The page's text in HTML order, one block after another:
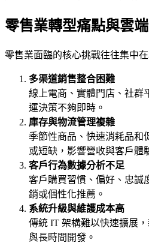
零售業轉型痛點與雲
零售業面臨的核心挑戰往往集中
多渠道銷售整合困難
線上電商、實體門店、社群
運決策不夠即時。
庫存與物流管理複雜
季節性商品、快速消耗品和
或短缺，影響營收與客戶體
客戶行為數據分析不足
客戶購買習慣、偏好、忠誠
銷或個性化推薦。
系統升級與維護成本高
傳統 IT 架構難以快速擴展
與長時間開發。